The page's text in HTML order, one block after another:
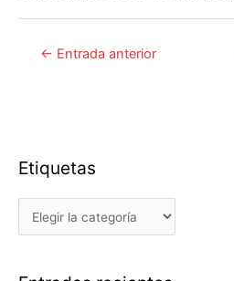
Navegación
← Entrada anterior
Etiquetas